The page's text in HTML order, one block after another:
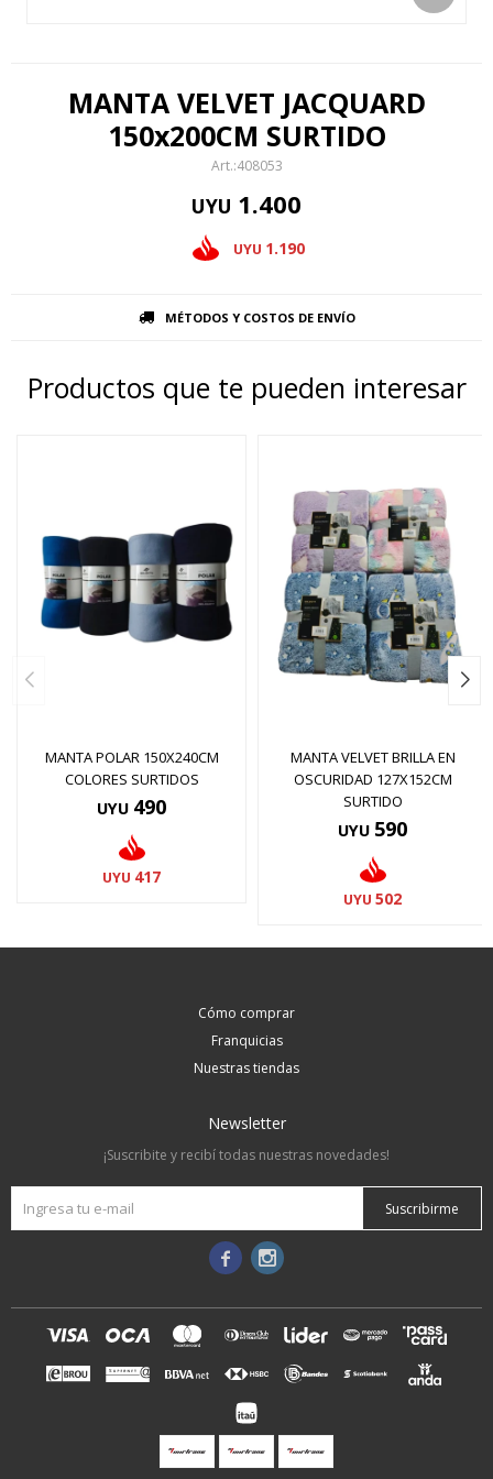
MANTA VELVET JACQUARD
150x200CM SURTIDO
408053
UYU 1.400
UYU 1.190
MÉTODOS Y COSTOS DE ENVÍO
Productos que te pueden interesar
MANTA POLAR 150X240CM
COLORES SURTIDOS
UYU 490
UYU 417
MANTA VELVET BRILLA EN
OSCURIDAD 127X152CM
SURTIDO
UYU 590
UYU 502
Cómo comprar
Franquicias
Nuestras tiendas
Newsletter
¡Suscribite y recibí todas nuestras novedades!
Suscribirme
 